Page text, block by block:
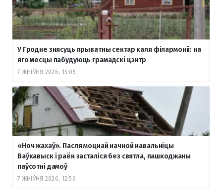
У Гродне знясуць прыватны сектар каля філармоніі: на
яго месцы пабудуюць грамадскі цэнтр
7 ЖНІЎНЯ 2026, 15:05
«Ноч жахаў». Пасля моцнай начной навальніцы
Ваўкавыск і раён засталіся без святла, пашкоджаны
паўсотні дамоў
7 ЖНІЎНЯ 2026, 12:56